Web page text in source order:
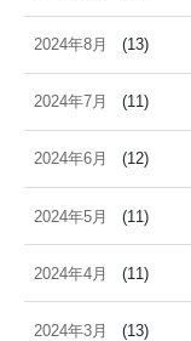
2024年8月 (13)
2024年7月 (11)
2024年6月 (12)
2024年5月 (11)
2024年4月 (11)
2024年3月 (13)